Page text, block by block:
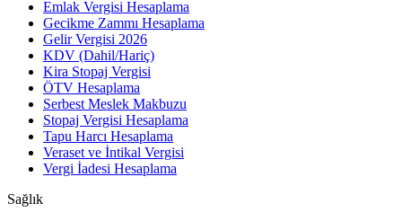
Emlak Vergisi Hesaplama
Gecikme Zammı Hesaplama
Gelir Vergisi 2026
KDV (Dahil/Hariç)
Kira Stopaj Vergisi
ÖTV Hesaplama
Serbest Meslek Makbuzu
Stopaj Vergisi Hesaplama
Tapu Harcı Hesaplama
Veraset ve İntikal Vergisi
Vergi İadesi Hesaplama
Sağlık